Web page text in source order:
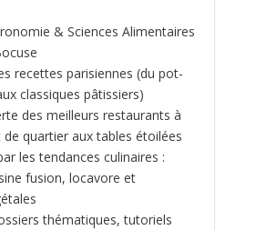
& Sciences Alimentaires
recettes parisiennes (du pot-
classiques pâtissiers)
des meilleurs restaurants à
quartier aux tables étoilées
les tendances culinaires :
fusion, locavore et
thématiques, tutoriels